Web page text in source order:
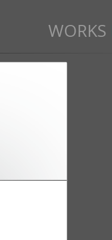
WORKS